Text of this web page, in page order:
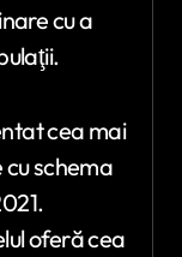
cu a
cea mai
schema
oferă cea